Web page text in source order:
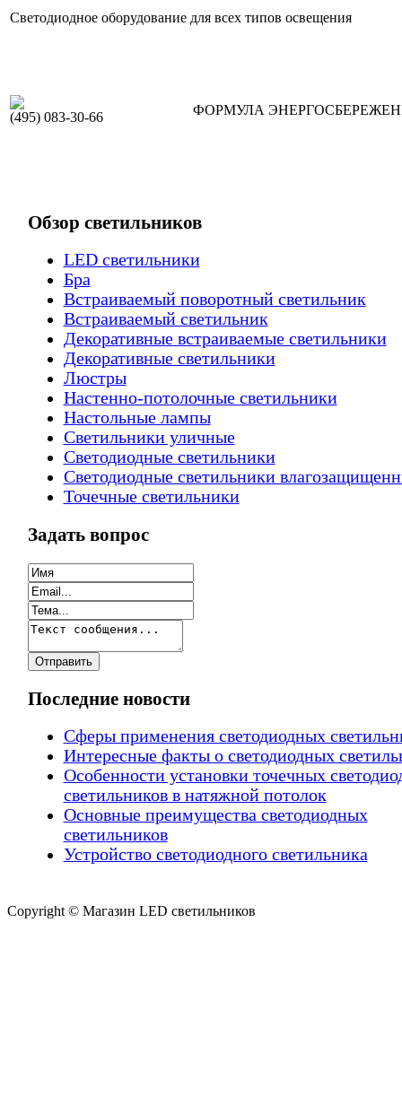
Светодиодное оборудование для всех типов освещения
(495) 083-30-66 ФОРМУЛА
Обзор светильников
LED светильники
Бра
Встраиваемый поворотный светильник
Встраиваемый светильник
Декоративные встраиваемые светильники
Декоративные светильники
Люстры
Настенно-потолочные светильники
Настольные лампы
Светильники уличные
Светодиодные светильники
Светодиодные светильники
Точечные светильники
Задать вопрос
Последние новости
Сферы применения светодиодных
Интересные факты о светодиодных
Особенности установки точечных
светильников в натяжной потолок
Основные преимущества светодиодных
светильников
Устройство светодиодного светильника
Copyright © Магазин LED светильников